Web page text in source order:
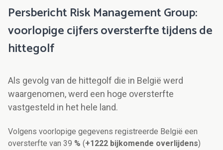
Persbericht Risk Management Group:
voorlopige cijfers oversterfte tijdens de
hittegolf
Als gevolg van de hittegolf die in België werd
waargenomen, werd een hoge oversterfte
vastgesteld in het hele land.
Volgens voorlopige gegevens registreerde België een
oversterfte van 39 % (+1222 bijkomende overlijdens)